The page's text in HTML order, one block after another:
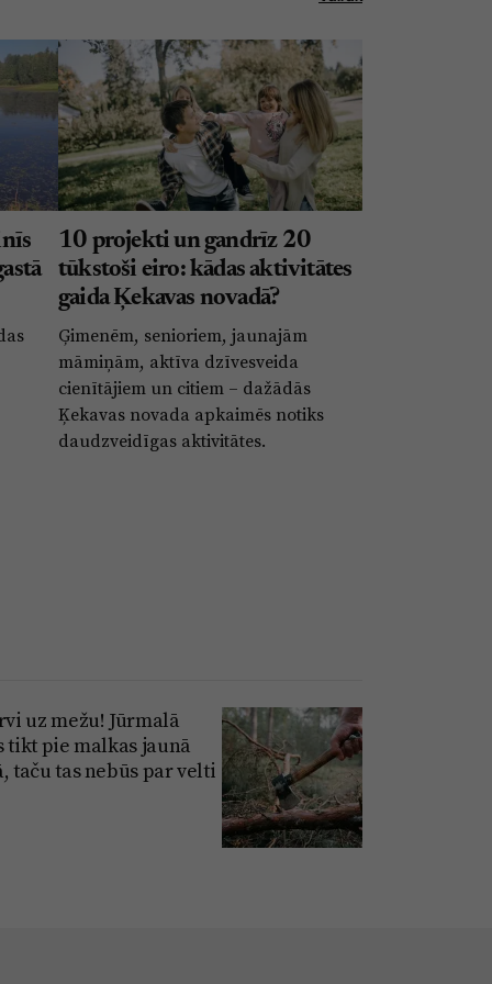
10 projekti un gandrīz 20
tūkstoši eiro: kādas aktivitātes
gaida Ķekavas novadā?
Ģimenēm, senioriem, jaunajām
māmiņām, aktīva dzīvesveida
cienītājiem un citiem – dažādās
Ķekavas novada apkaimēs notiks
daudzveidīgas aktivitātes.
uz mežu! Jūrmalā
tikt pie malkas jaunā
taču tas nebūs par velti